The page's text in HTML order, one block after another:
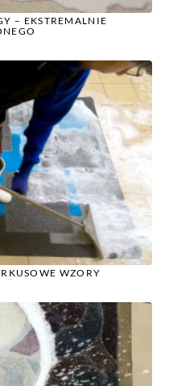
– EKSTREMALNIE
WZORY